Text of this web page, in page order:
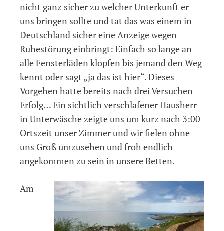
nicht ganz sicher zu welcher Unterkunft er
uns bringen sollte und tat das was einem in
Deutschland sicher eine Anzeige wegen
Ruhestörung einbringt: Einfach so lange an
alle Fensterläden klopfen bis jemand den Weg
kennt oder sagt „ja das ist hier“. Dieses
Vorgehen hatte bereits nach drei Versuchen
Erfolg… Ein sichtlich verschlafener Hausherr
in Unterwäsche zeigte uns um kurz nach 3:00
Ortszeit unser Zimmer und wir fielen ohne
uns Groß umzusehen und froh endlich
angekommen zu sein in unsere Betten.
Am